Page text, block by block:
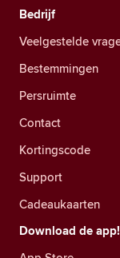
Bedrijf
Veelgestelde
Bestemmingen
Persruimte
Contact
Kortingscode
Support
Cadeaukaarten
Download de app!